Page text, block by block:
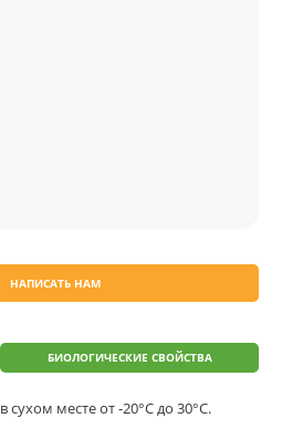
БИОЛОГИЧЕСКИЕ СВОЙСТВА
в сухом месте от -20°С до 30°С.
НАПИСАТЬ НАМ